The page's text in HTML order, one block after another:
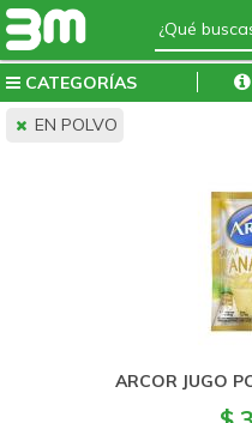
CATEGORÍAS
EN POLVO
ARCOR JUGO